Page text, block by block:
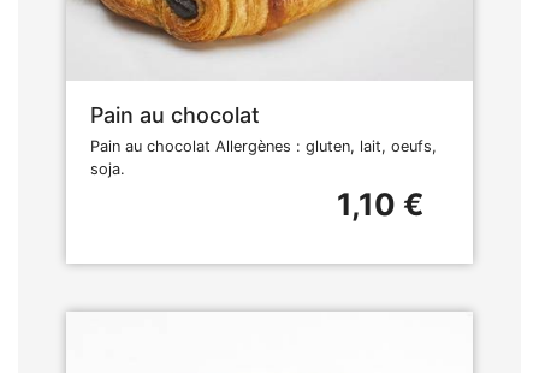
Pain au chocolat
Pain au chocolat Allergènes : gluten, lait, oeufs,
soja.
1,10 €